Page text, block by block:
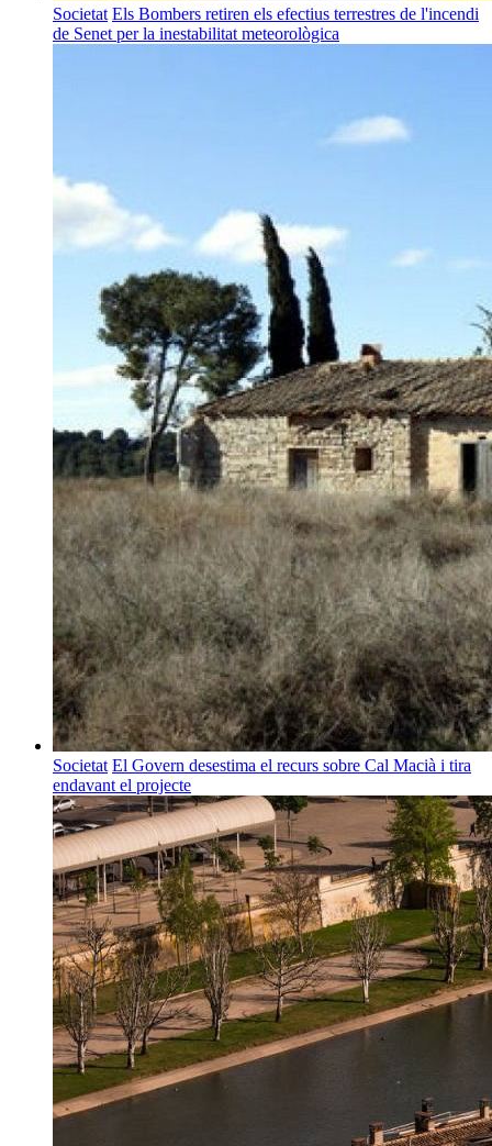
Societat Els Bombers retiren els efectius terrestres de l'incendi
de Senet per la inestabilitat meteorològica
Societat El Govern desestima el recurs sobre Cal Macià i tira
endavant el projecte